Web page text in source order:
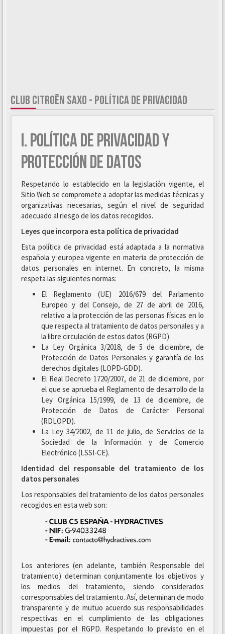
CLUB CITROËN SAXO - POLÍTICA DE PRIVACIDAD
I. POLÍTICA DE PRIVACIDAD Y
PROTECCIÓN DE DATOS
Respetando lo establecido en la legislación vigente, el
Sitio Web se compromete a adoptar las medidas técnicas y
organizativas necesarias, según el nivel de seguridad
adecuado al riesgo de los datos recogidos.
Leyes que incorpora esta política de privacidad
Esta política de privacidad está adaptada a la normativa
española y europea vigente en materia de protección de
datos personales en internet. En concreto, la misma
respeta las siguientes normas:
El Reglamento (UE) 2016/679 del Parlamento
Europeo y del Consejo, de 27 de abril de 2016,
relativo a la protección de las personas físicas en lo
que respecta al tratamiento de datos personales y a
la libre circulación de estos datos (RGPD).
La Ley Orgánica 3/2018, de 5 de diciembre, de
Protección de Datos Personales y garantía de los
derechos digitales (LOPD-GDD).
El Real Decreto 1720/2007, de 21 de diciembre, por
el que se aprueba el Reglamento de desarrollo de la
Ley Orgánica 15/1999, de 13 de diciembre, de
Protección de Datos de Carácter Personal
(RDLOPD).
La Ley 34/2002, de 11 de julio, de Servicios de la
Sociedad de la Información y de Comercio
Electrónico (LSSI-CE).
Identidad del responsable del tratamiento de los
datos personales
Los responsables del tratamiento de los datos personales
recogidos en esta web son:
Los anteriores (en adelante, también Responsable del
tratamiento) determinan conjuntamente los objetivos y
los medios del tratamiento, siendo considerados
corresponsables del tratamiento. Así, determinan de modo
transparente y de mutuo acuerdo sus responsabilidades
respectivas en el cumplimiento de las obligaciones
impuestas por el RGPD. Respetando lo previsto en el